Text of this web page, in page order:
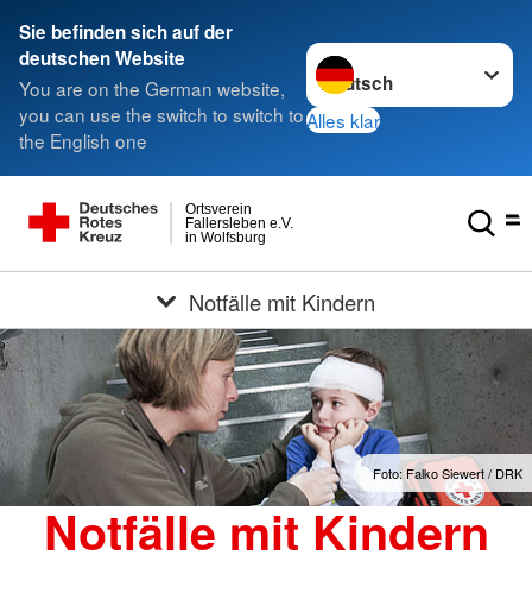
Sie befinden sich auf der
deutschen Website
You are on the German website,
you can use the switch to switch to
the English one
Sprache wechseln zu
Alles klar
in Wolfsburg
Fallersleben e.V.
Ortsverein
Notfälle mit Kindern
Foto: Falko Siewert / DRK
Notfälle mit Kindern